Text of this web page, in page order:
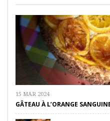
15 MAR 2024
GÂTEAU À L’ORANGE